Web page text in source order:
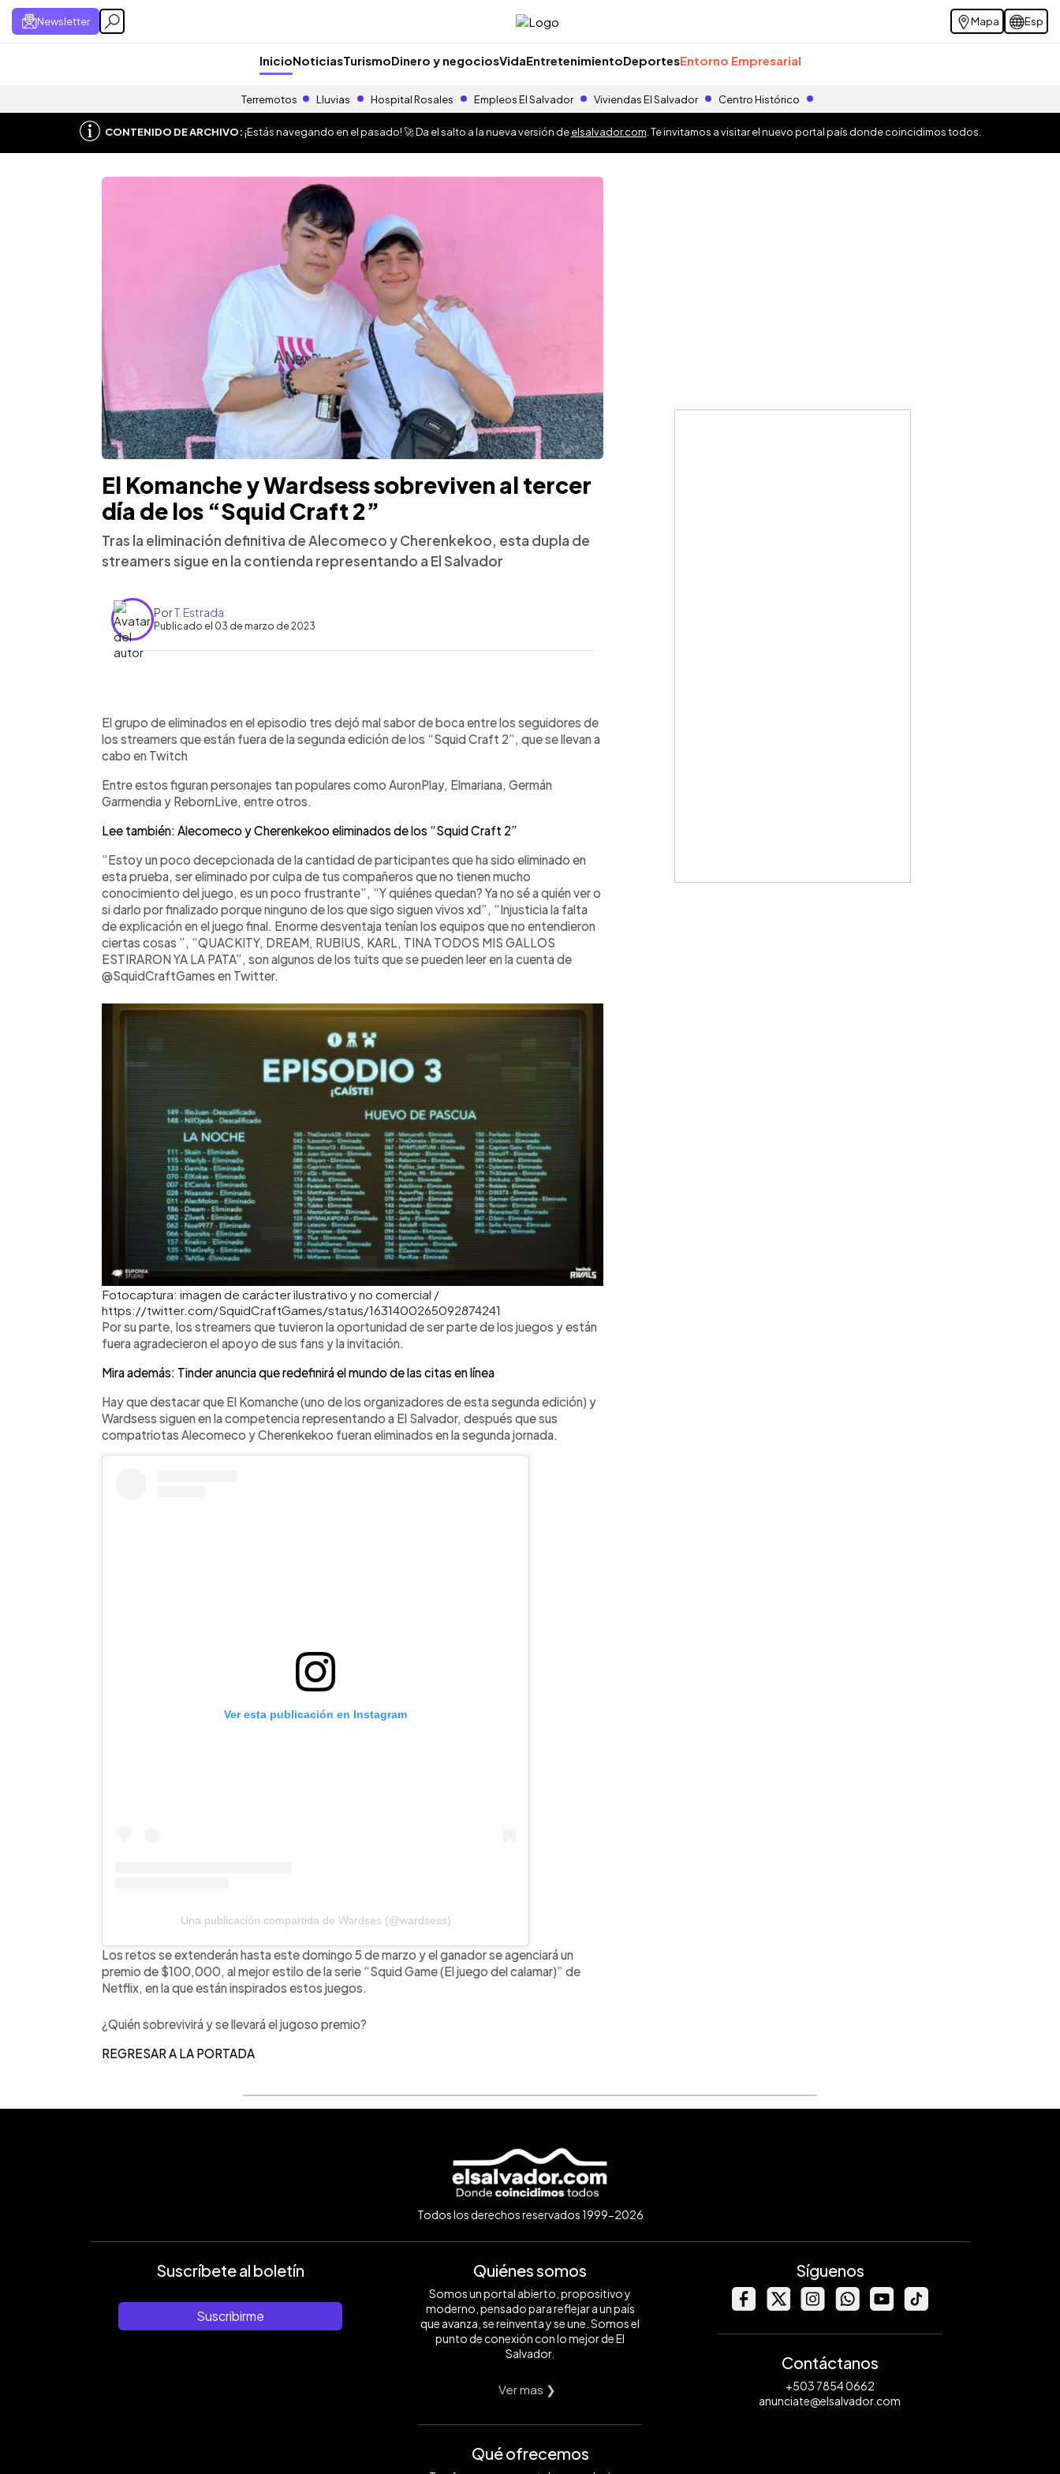
Newsletter Mapa Esp
InicioNoticiasTurismoDinero y negociosVidaEntretenimientoDeportesEntorno Empresarial
Terremotos Lluvias Hospital Rosales Empleos El Salvador Viviendas El Salvador Centro Histórico
CONTENIDO DE ARCHIVO:¡Estás navegando en el pasado! 🚀 Da el salto a la nueva versión deelsalvador.com . Te invitamos a visitar el nuevo portal país donde coincidimos todos.
El Komanche y Wardsess sobreviven al tercer
día de los “Squid Craft 2”
Tras la eliminación definitiva de Alecomeco y Cherenkekoo, esta dupla de
streamers sigue en la contienda representando a El Salvador
PorT. Estrada
Publicado el 03 de marzo de 2023
► Escuchar artículo
El grupo de eliminados en el episodio tres dejó mal sabor de boca entre los seguidores de
los streamers que están fuera de la segunda edición de los “Squid Craft 2”, que se llevan a
cabo en Twitch
Entre estos figuran personajes tan populares como AuronPlay, Elmariana, Germán
Garmendia y RebornLive, entre otros.
Lee también: Alecomeco y Cherenkekoo eliminados de los “Squid Craft 2”
“Estoy un poco decepcionada de la cantidad de participantes que ha sido eliminado en
esta prueba, ser eliminado por culpa de tus compañeros que no tienen mucho
conocimiento del juego, es un poco frustrante”, “Y quiénes quedan? Ya no sé a quién ver o
si darlo por finalizado porque ninguno de los que sigo siguen vivos xd”, “Injusticia la falta
de explicación en el juego final. Enorme desventaja tenían los equipos que no entendieron
ciertas cosas ”, “QUACKITY, DREAM, RUBIUS, KARL, TINA TODOS MIS GALLOS
ESTIRARON YA LA PATA”, son algunos de los tuits que se pueden leer en la cuenta de
@SquidCraftGames en Twitter.
Fotocaptura: imagen de carácter ilustrativo y no comercial /
https://twitter.com/SquidCraftGames/status/1631400265092874241
Por su parte, los streamers que tuvieron la oportunidad de ser parte de los juegos y están
fuera agradecieron el apoyo de sus fans y la invitación.
Mira además: Tinder anuncia que redefinirá el mundo de las citas en línea
Hay que destacar que El Komanche (uno de los organizadores de esta segunda edición) y
Wardsess siguen en la competencia representando a El Salvador, después que sus
compatriotas Alecomeco y Cherenkekoo fueran eliminados en la segunda jornada.
Ver esta publicación en Instagram
Una publicación compartida de Wardses (@wardsess)
Los retos se extenderán hasta este domingo 5 de marzo y el ganador se agenciará un
premio de $100,000, al mejor estilo de la serie “Squid Game (El juego del calamar)” de
Netflix, en la que están inspirados estos juegos.
¿Quién sobrevivirá y se llevará el jugoso premio?
REGRESAR A LA PORTADA
Todos los derechos reservados 1999-2026
Suscríbete al boletín
Suscribirme
Quiénes somos
Somos un portal abierto, propositivo y
moderno, pensado para reflejar a un país
que avanza, se reinventa y se une. Somos el
punto de conexión con lo mejor de El
Salvador.
Ver mas ❯
Qué ofrecemos
Síguenos
Contáctanos
+503 7854 0662
anunciate@elsalvador.com